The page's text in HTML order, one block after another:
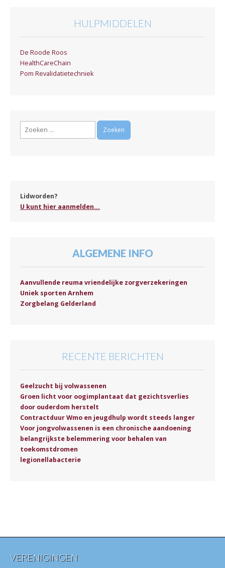
HULPMIDDELEN
De Roode Roos
HealthCareChain
Pom Revalidatietechniek
Zoeken
Lidworden?
U kunt hier aanmelden...
ALGEMENE INFO
Aanvullende reuma vriendelijke zorgverzekeringen
Uniek sporten Arnhem
Zorgbelang Gelderland
RECENTE BERICHTEN
Geelzucht bij volwassenen
Groen licht voor oogimplantaat dat gezichtsverlies
door ouderdom herstelt
Contractduur Wmo en jeugdhulp wordt steeds langer
Voor jongvolwassenen is een chronische aandoening
belangrijkste belemmering voor behalen van
toekomstdromen
legionellabacterie
VERENIGINGEN